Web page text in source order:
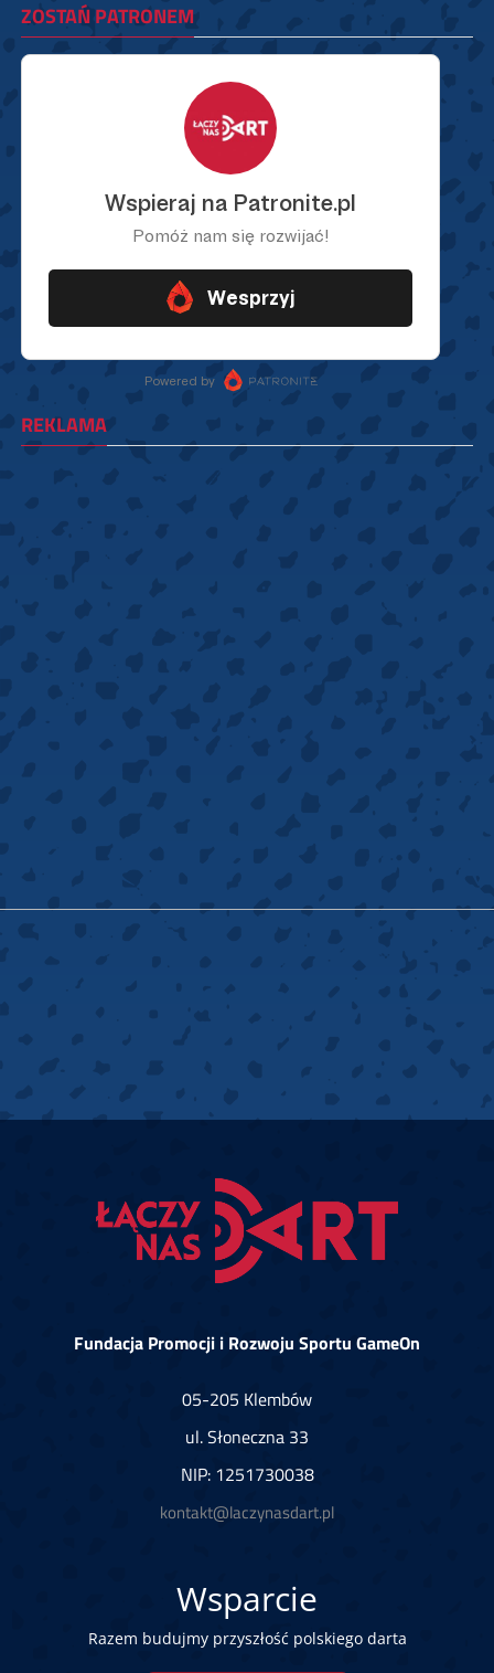
ZOSTAŃ PATRONEM
REKLAMA
Fundacja Promocji i Rozwoju Sportu GameOn
05-205 Klembów
ul. Słoneczna 33
NIP: 1251730038
kontakt@laczynasdart.pl
Wsparcie
Razem budujmy przyszłość polskiego darta